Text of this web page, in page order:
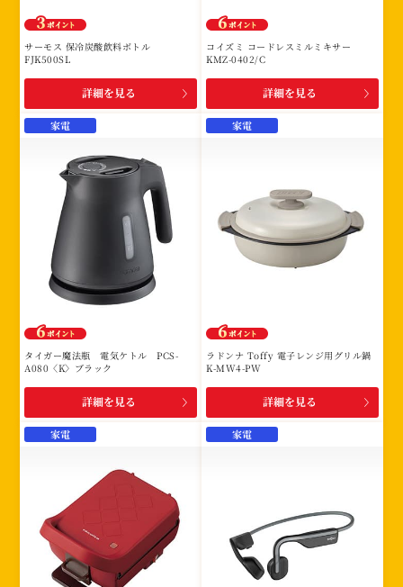
サーモス 保冷炭酸飲料ボトル
FJK500SL
詳細を見る
コイズミ コードレスミルミキサー
KMZ-0402/C
詳細を見る
家電
タイガー魔法瓶 電気ケトル PCS-
A080〈K〉ブラック
詳細を見る
家電
ラドンナ Toffy 電子レンジ用グリル鍋
K-MW4-PW
詳細を見る
家電 家電